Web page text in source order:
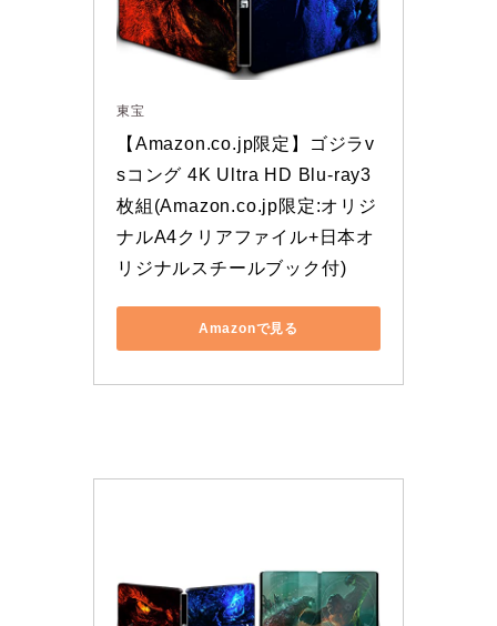
東宝
【Amazon.co.jp限定】ゴジラv
sコング 4K Ultra HD Blu-ray3
枚組(Amazon.co.jp限定:オリジ
ナルA4クリアファイル+日本オ
リジナルスチールブック付)
Amazonで見る